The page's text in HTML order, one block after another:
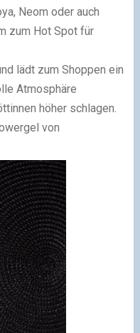
Neom oder auch
zum Hot Spot für
lädt zum Shoppen ein
Atmosphäre
höher schlagen.
von